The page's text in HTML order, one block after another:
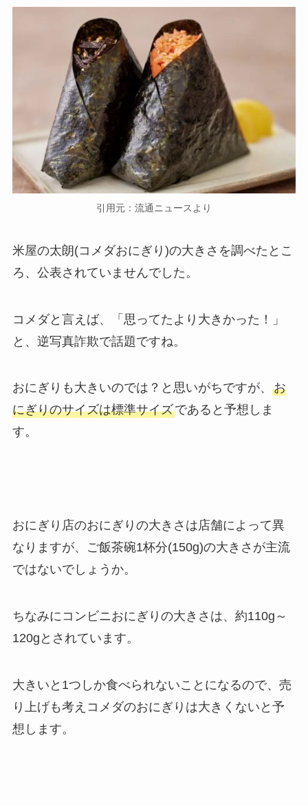
引用元：流通ニュースより
米屋の太朗(コメダおにぎり)の大きさを調べたとこ
ろ、公表されていませんでした。
コメダと言えば、「思ってたより大きかった！」
と、逆写真詐欺で話題ですね。
おにぎりも大きいのでは？と思いがちですが、 お
にぎりのサイズは標準サイズであると予想しま
す。
おにぎり店のおにぎりの大きさは店舗によって異
なりますが、ご飯茶碗1杯分(150g)の大きさが主流
ではないでしょうか。
ちなみにコンビニおにぎりの大きさは、約110g～
120gとされています。
大きいと1つしか食べられないことになるので、売
り上げも考えコメダのおにぎりは大きくないと予
想します。